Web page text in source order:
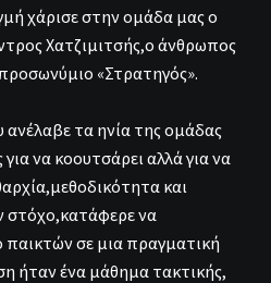
χάρισε στην ομάδα μας ο
Χατζιμιτσής,ο άνθρωπος
«Στρατηγός».
τα ηνία της ομάδας
να κοουτσάρει αλλά για να
και
να
σε μια πραγματική
ήταν ένα μάθημα τακτικής,